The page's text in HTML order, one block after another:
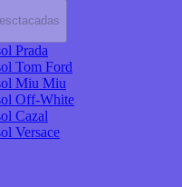
Prada
Tom Ford
Miu Miu
Off-White
Cazal
Versace